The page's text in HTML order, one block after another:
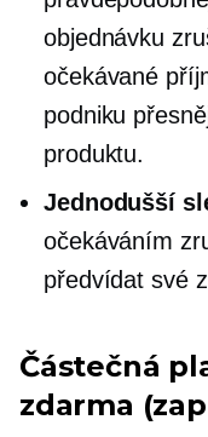
objednávku
očekávané
podniku
produktu.
Jednodušší
očekáváním
předvídat své
Částečná
zdarma